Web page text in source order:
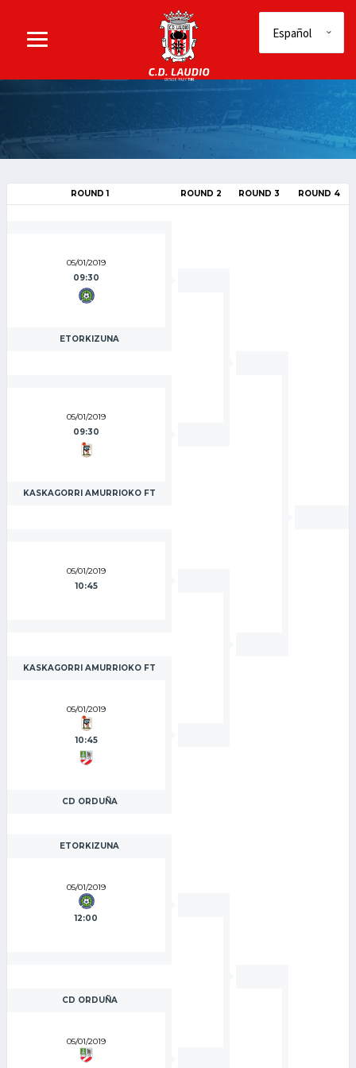
ROUND 1 ROUND 2 ROUND 3 ROUND 4
05/01/2019
09:30
ETORKIZUNA
05/01/2019
09:30
KASKAGORRI AMURRIOKO FT
05/01/2019
10:45
KASKAGORRI AMURRIOKO FT
05/01/2019
10:45
CD ORDUÑA
ETORKIZUNA
05/01/2019
12:00
CD ORDUÑA
05/01/2019